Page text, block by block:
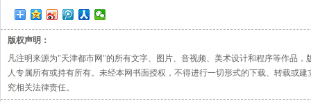
版权声明：
凡注明来源为"天津都市网"的所有文字、图片、音视频、美术设计和程序等作品，
人专属所有或持有所有。未经本网书面授权，不得进行一切形式的下载、转载或
究相关法律责任。